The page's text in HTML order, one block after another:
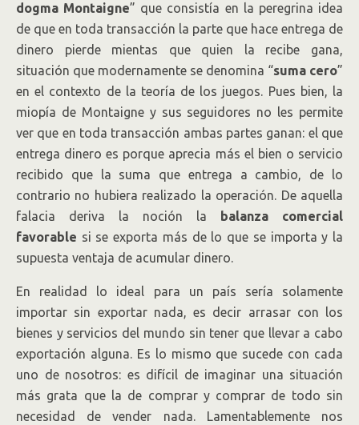
dogma Montaigne” que consistía en la peregrina idea
de que en toda transacción la parte que hace entrega de
dinero pierde mientas que quien la recibe gana,
situación que modernamente se denomina “suma cero”
en el contexto de la teoría de los juegos. Pues bien, la
miopía de Montaigne y sus seguidores no les permite
ver que en toda transacción ambas partes ganan: el que
entrega dinero es porque aprecia más el bien o servicio
recibido que la suma que entrega a cambio, de lo
contrario no hubiera realizado la operación. De aquella
falacia deriva la noción la balanza comercial
favorable si se exporta más de lo que se importa y la
supuesta ventaja de acumular dinero.
En realidad lo ideal para un país sería solamente
importar sin exportar nada, es decir arrasar con los
bienes y servicios del mundo sin tener que llevar a cabo
exportación alguna. Es lo mismo que sucede con cada
uno de nosotros: es difícil de imaginar una situación
más grata que la de comprar y comprar de todo sin
necesidad de vender nada. Lamentablemente nos